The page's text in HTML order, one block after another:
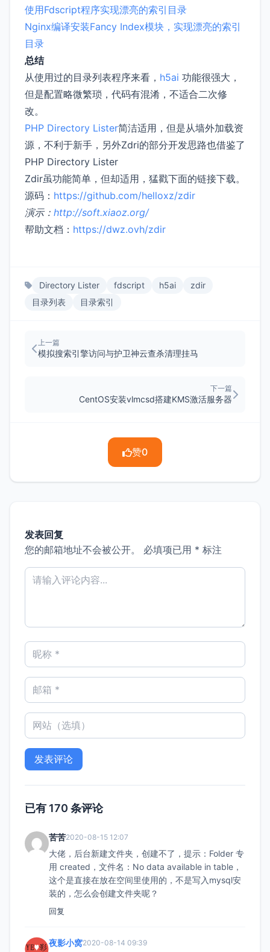
使用Fdscript程序实现漂亮的索引目录
Nginx编译安装Fancy Index模块，实现漂亮的索引
目录
总结
从使用过的目录列表程序来看， h5ai 功能很强大，
但是配置略微繁琐，代码有混淆，不适合二次修
改。
PHP Directory Lister简洁适用，但是从墙外加载资
源，不利于新手，另外Zdri的部分开发思路也借鉴了
PHP Directory Lister
Zdir虽功能简单，但却适用，猛戳下面的链接下载。
源码： https://github.com/helloxz/zdir
演示： http://soft.xiaoz.org/
帮助文档： https://dwz.ovh/zdir
Directory Lister fdscript h5ai
zdir
目录列表
目录索引
上一篇
模拟搜索引擎访问与护卫神云查杀清理挂马
下一篇
CentOS安装vlmcsd搭建KMS激活服务器
赞0
发表回复
您的邮箱地址不会被公开。
必填项已用 * 标注
已有 170 条评论
苦苦2020-08-15 12:07
大佬，后台新建文件夹，创建不了，提示：Folder 专
用 created，文件名：No data available in table，
这个是直接在放在空间里使用的，不是写入mysql安
装的，怎么会创建文件夹呢？
回复
夜影小窝2020-08-14 09:39